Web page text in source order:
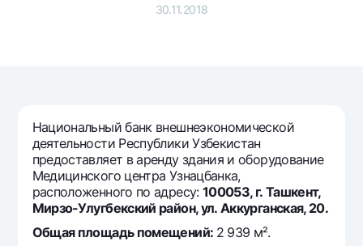
До востребования USD
Зарплатные
Garmin pay
Мобильное приложение Milliy
Часто задаваемые вопросы
Ищите по сайту
30.11.2018
Национальный банк внешнеэкономической
деятельности Республики Узбекистан
предоставляет в аренду здания и оборудование
Медицинского центра Узнацбанка,
расположенного по адресу: 100053, г. Ташкент,
Мирзо-Улугбекский район, ул. Аккурганская, 20.
Общая площадь помещений: 2 939 м².